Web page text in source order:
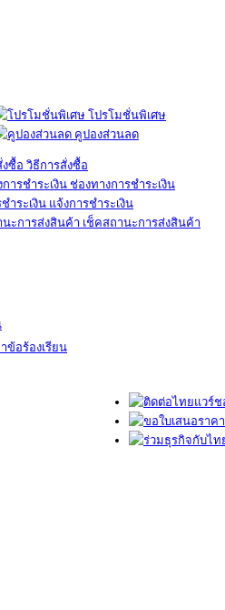
โปรโมชั่นพิเศษ
คูปองส่วนลด
วิธีการสั่งซื้อ
ช่องทางการชำระเงิน
แจ้งการชำระเงิน
เช็คสถานะการส่งสินค้า
ข้อร้องเรียน